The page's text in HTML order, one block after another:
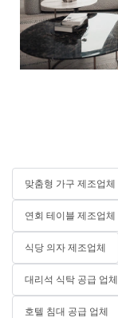
맞춤형 가구 제조업체
연회 테이블 제조업체
식당 의자 제조업체
대리석 식탁 공급 업체
호텔 침대 공급 업체